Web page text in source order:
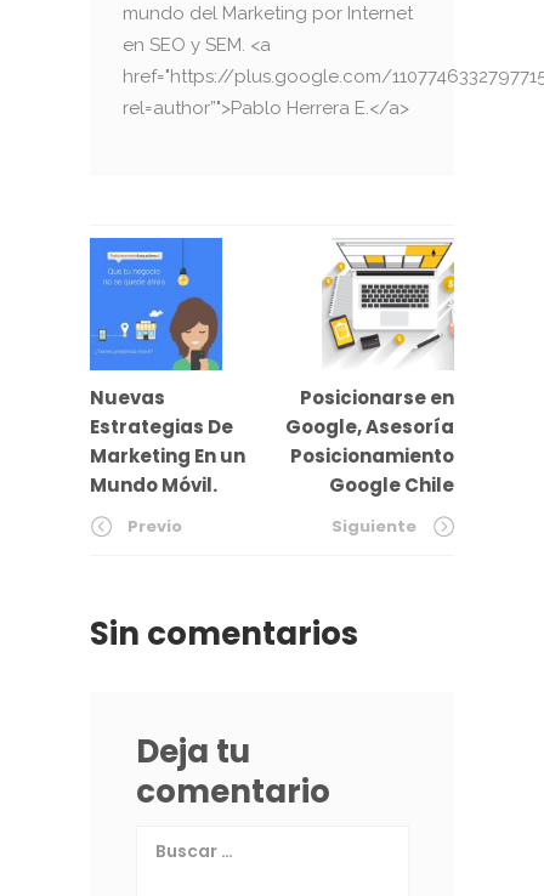
mundo del Marketing por Internet
en SEO y SEM. <a
href="https://plus.google.com/
rel=author”">Pablo Herrera E.</a>
Nuevas
Estrategias De
Marketing En un
Mundo Móvil.
Previo
Posicionarse en
Google, Asesoría
Posicionamiento
Google Chile
Siguiente
Sin comentarios
Deja tu
comentario